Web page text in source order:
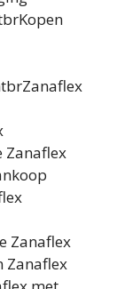
Zanaflex
Zanaflex
Zanaflex